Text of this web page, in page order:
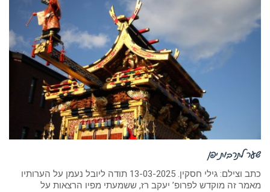
שער לתרבות יפן
כתב וצילם: גילי חסקין. 13-03-2025 תודה ליובל נעמן על הערותיו
מאמר זה מוקדש לפרופ’ יעקב רז, ששמעתי מפיו הרצאות על